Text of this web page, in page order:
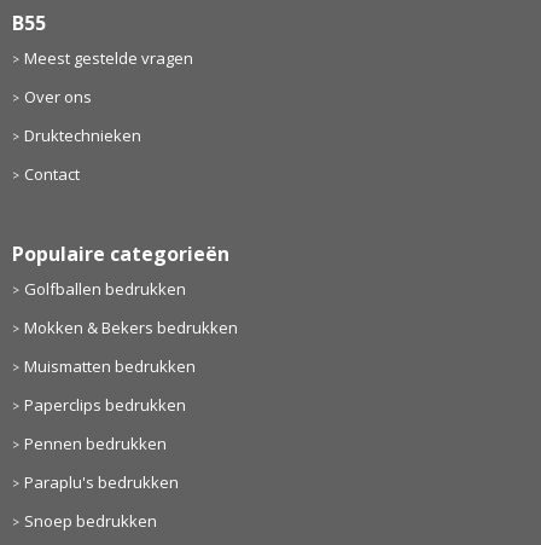
B55
Meest gestelde vragen
Over ons
Druktechnieken
Contact
Populaire categorieën
Golfballen bedrukken
Mokken & Bekers bedrukken
Muismatten bedrukken
Paperclips bedrukken
Pennen bedrukken
Paraplu's bedrukken
Snoep bedrukken